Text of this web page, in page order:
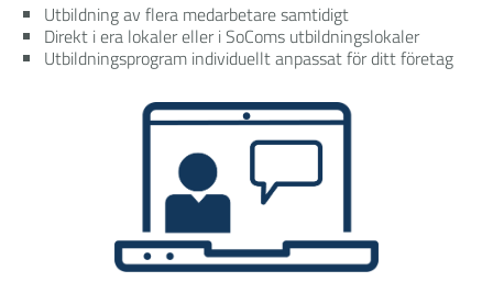
Utbildning av flera medarbetare samtidigt
Direkt i era lokaler eller i SoComs utbildningslokaler
Utbildningsprogram individuellt anpassat för ditt företag